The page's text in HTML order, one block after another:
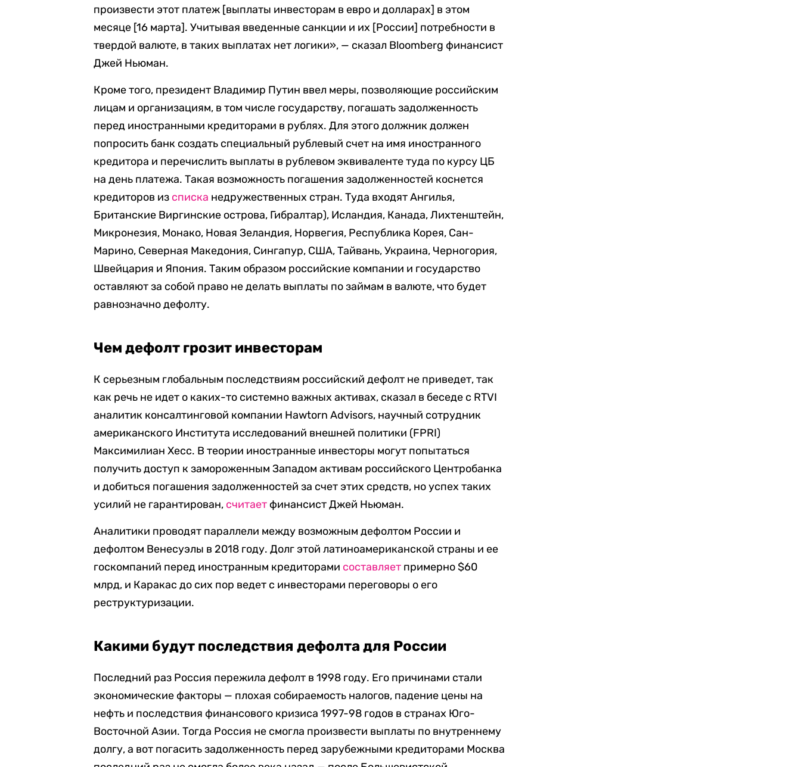
произвести этот платеж [выплаты инвесторам в евро и долларах] в этом
месяце [16 марта]. Учитывая введенные санкции и их [России] потребности в
твердой валюте, в таких выплатах нет логики», — сказал Bloomberg финансист
Джей Ньюман.
Кроме того, президент Владимир Путин ввел меры, позволяющие российским
лицам и организациям, в том числе государству, погашать задолженность
перед иностранными кредиторами в рублях. Для этого должник должен
попросить банк создать специальный рублевый счет на имя иностранного
кредитора и перечислить выплаты в рублевом эквиваленте туда по курсу ЦБ
на день платежа. Такая возможность погашения задолженностей коснется
кредиторов из списка недружественных стран. Туда входят Ангилья,
Британские Виргинские острова, Гибралтар), Исландия, Канада, Лихтенштейн,
Микронезия, Монако, Новая Зеландия, Норвегия, Республика Корея, Сан-
Марино, Северная Македония, Сингапур, США, Тайвань, Украина, Черногория,
Швейцария и Япония. Таким образом российские компании и государство
оставляют за собой право не делать выплаты по займам в валюте, что будет
равнозначно дефолту.
Чем дефолт грозит инвесторам
К серьезным глобальным последствиям российский дефолт не приведет, так
как речь не идет о каких-то системно важных активах, сказал в беседе с RTVI
аналитик консалтинговой компании Hawtorn Advisors, научный сотрудник
американского Института исследований внешней политики (FPRI)
Максимилиан Хесс. В теории иностранные инвесторы могут попытаться
получить доступ к замороженным Западом активам российского Центробанка
и добиться погашения задолженностей за счет этих средств, но успех таких
усилий не гарантирован, считает финансист Джей Ньюман.
Аналитики проводят параллели между возможным дефолтом России и
дефолтом Венесуэлы в 2018 году. Долг этой латиноамериканской страны и ее
госкомпаний перед иностранным кредиторами составляет примерно $60
млрд, и Каракас до сих пор ведет с инвесторами переговоры о его
реструктуризации.
Какими будут последствия дефолта для России
Последний раз Россия пережила дефолт в 1998 году. Его причинами стали
экономические факторы — плохая собираемость налогов, падение цены на
нефть и последствия финансового кризиса 1997-98 годов в странах Юго-
Восточной Азии. Тогда Россия не смогла произвести выплаты по внутреннему
долгу, а вот погасить задолженность перед зарубежными кредиторами Москва